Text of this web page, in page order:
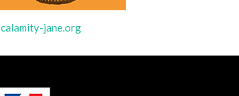
calamity-jane.org